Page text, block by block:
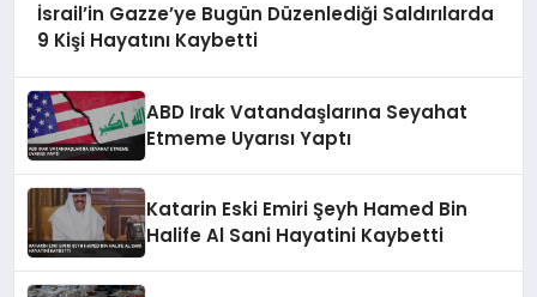
İsrail’in Gazze’ye Bugün Düzenlediği Saldırılarda
9 Kişi Hayatını Kaybetti
ABD Irak Vatandaşlarına Seyahat
Etmeme Uyarısı Yaptı
Katarin Eski Emiri Şeyh Hamed Bin
Halife Al Sani Hayatini Kaybetti